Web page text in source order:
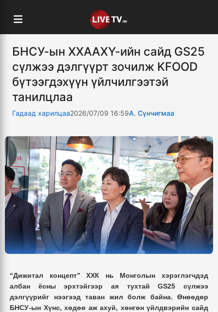
БНСУ-ын ХХААХҮ-ийн сайд GS25
сүлжээ дэлгүүрт зочилж KFOOD
бүтээгдэхүүн үйлчилгээтэй
танилцлаа
Гадаад харилцаа2026/07/09 16:59А. Сүнчигмаа
“Дижитал концепт” ХХК нь Монголын хэрэглэгчдэд
албан ёсны эрхтэйгээр ая тухтай GS25 сүлжээ
дэлгүүрийг нээгээд таван жил болж байна. Өнөөдөр
БНСУ-ын Хүнс, хөдөө аж ахуй, хөнгөн үйлдвэрийн сайд